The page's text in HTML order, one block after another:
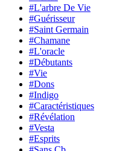
#L'arbre De Vie
#Guérisseur
#Saint Germain
#Chamane
#L'oracle
#Débutants
#Vie
#Dons
#Indigo
#Caractéristiques
#Révélation
#Vesta
#Esprits